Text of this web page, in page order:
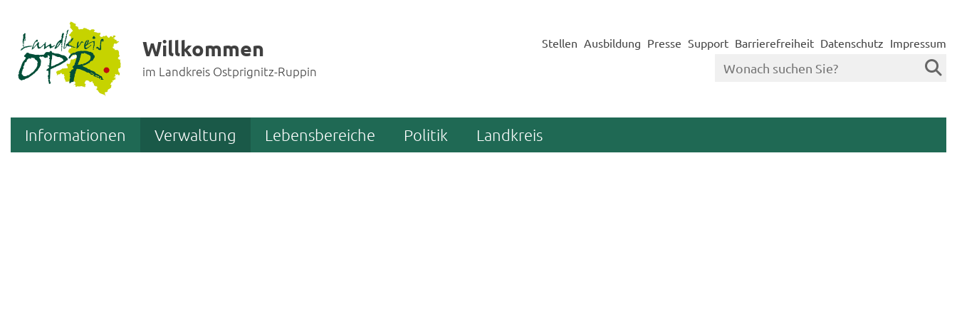
Willkommen
im Landkreis Ostprignitz-Ruppin
Stellen Ausbildung Presse Support Barrierefreiheit Datenschutz Impressum
Informationen Verwaltung Lebensbereiche Politik Landkreis